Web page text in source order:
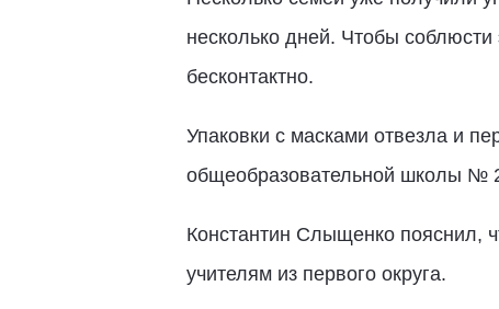
несколько дней. Чтобы
бесконтактно.
Упаковки с масками отвезла и
общеобразовательной школы №
Константин Слыщенко пояснил,
учителям из первого округа.